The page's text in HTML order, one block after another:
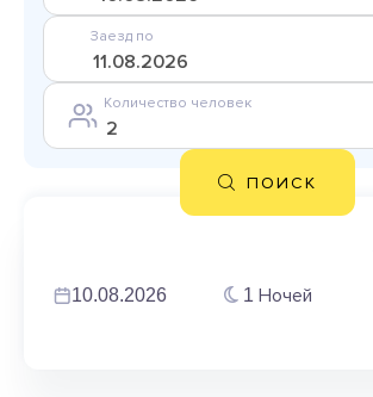
Заезд по
Количество человек
ПОИСК
10.08.2026 1 Ночей